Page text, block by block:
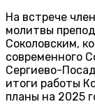
На встрече
молитвы
Соколовским,
современного
Сергиево-
итоги работы
планы на 2025